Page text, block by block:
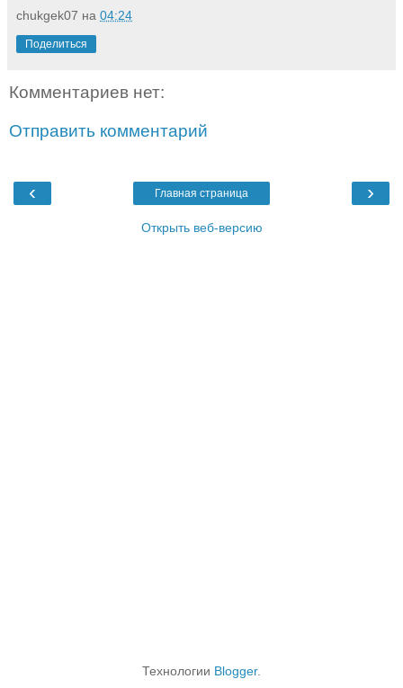
chukgek07 на 04:24
Поделиться
Комментариев нет:
Отправить комментарий
‹ ›
Главная страница
Открыть веб-версию
Технологии Blogger.